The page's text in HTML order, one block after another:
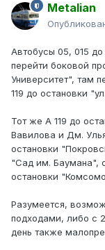
Metalian
Автобусы 05, 015
перейти боковой
Университет", там
119 до остановки
Тот же А 119 до
Вавилова и Дм.
остановки
"Сад им. Баумана",
остановки
Разумеется,
подходами, либо с
день также